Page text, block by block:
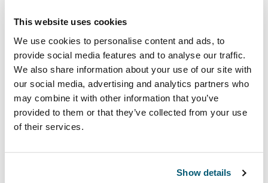
This website uses cookies
We use cookies to personalise content and ads, to
provide social media features and to analyse our traffic.
We also share information about your use of our site with
our social media, advertising and analytics partners who
may combine it with other information that you’ve
provided to them or that they’ve collected from your use
of their services.
Show details
Color
DSLR Case Logic Viso o estuche para cámaras sin espejo Negro
sin espejo con base de espuma EVA moldeada para un